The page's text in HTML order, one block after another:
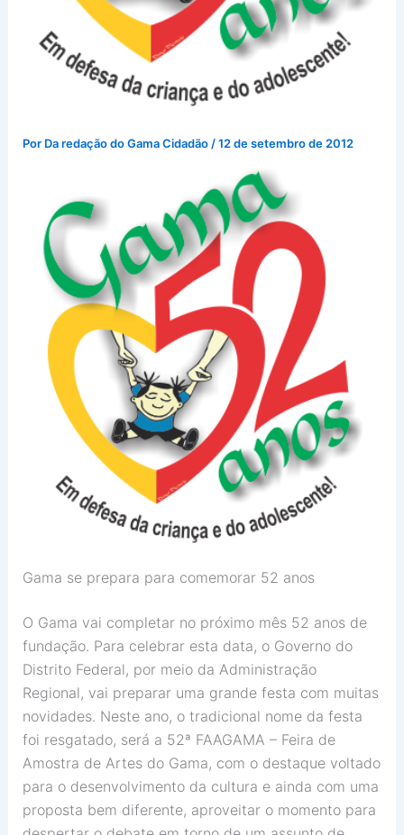
Por Da redação do Gama Cidadão /12 de setembro de 2012
Gama se prepara para comemorar 52 anos
O Gama vai completar no próximo mês 52 anos de
fundação. Para celebrar esta data, o Governo do
Distrito Federal, por meio da Administração
Regional, vai preparar uma grande festa com muitas
novidades. Neste ano, o tradicional nome da festa
foi resgatado, será a 52ª FAAGAMA – Feira de
Amostra de Artes do Gama, com o destaque voltado
para o desenvolvimento da cultura e ainda com uma
proposta bem diferente, aproveitar o momento para